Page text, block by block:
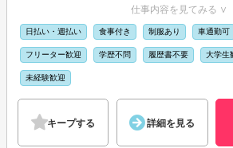
仕事内容を見てみる ∨
日払い・週払い 食事付き 制服あり 車通勤可
フリーター歓迎 学歴不問 履歴書不要 大学生
未経験歓迎
キープする 詳細を見る